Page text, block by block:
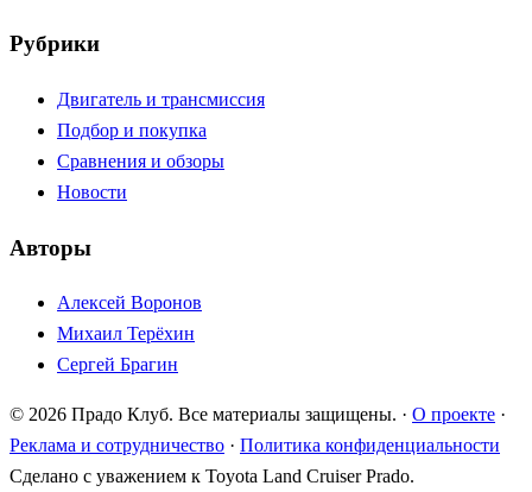
Рубрики
Двигатель и трансмиссия
Подбор и покупка
Сравнения и обзоры
Новости
Авторы
Алексей Воронов
Михаил Терёхин
Сергей Брагин
© 2026 Прадо Клуб. Все материалы защищены. · О проекте ·
Реклама и сотрудничество · Политика конфиденциальности
Сделано с уважением к Toyota Land Cruiser Prado.